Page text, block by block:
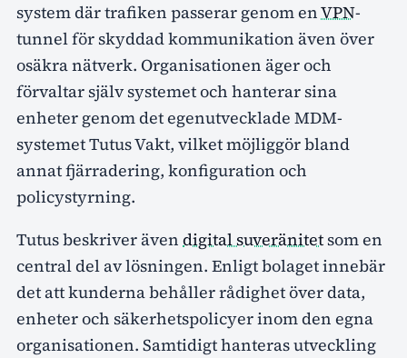
system där trafiken passerar genom enVPN-
tunnel för skyddad kommunikation även över
osäkra nätverk. Organisationen äger och
förvaltar själv systemet och hanterar sina
enheter genom det egenutvecklade MDM-
systemet Tutus Vakt, vilket möjliggör bland
annat fjärradering, konfiguration och
policystyrning.
Tutus beskriver även digital suveränitet som en
central del av lösningen. Enligt bolaget innebär
det att kunderna behåller rådighet över data,
enheter och säkerhetspolicyer inom den egna
organisationen. Samtidigt hanteras utveckling